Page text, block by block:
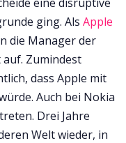
ging. Als Apple
die Manager der
Zumindest
dass Apple mit
Auch bei Nokia
Drei Jahre
Welt wieder, in